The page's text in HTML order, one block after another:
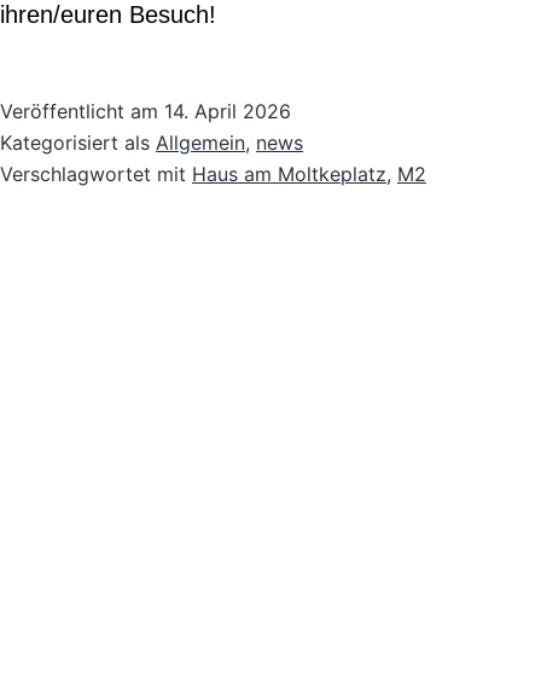
ihren/euren Besuch!
Veröffentlicht am 14. April 2026
Kategorisiert als Allgemein, news
Verschlagwortet mit Haus am Moltkeplatz, M2